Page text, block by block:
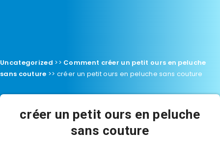
Uncategorized >> Comment créer un petit ours en peluche
sans couture >> créer un petit ours en peluche sans couture
créer un petit ours en peluche
sans couture